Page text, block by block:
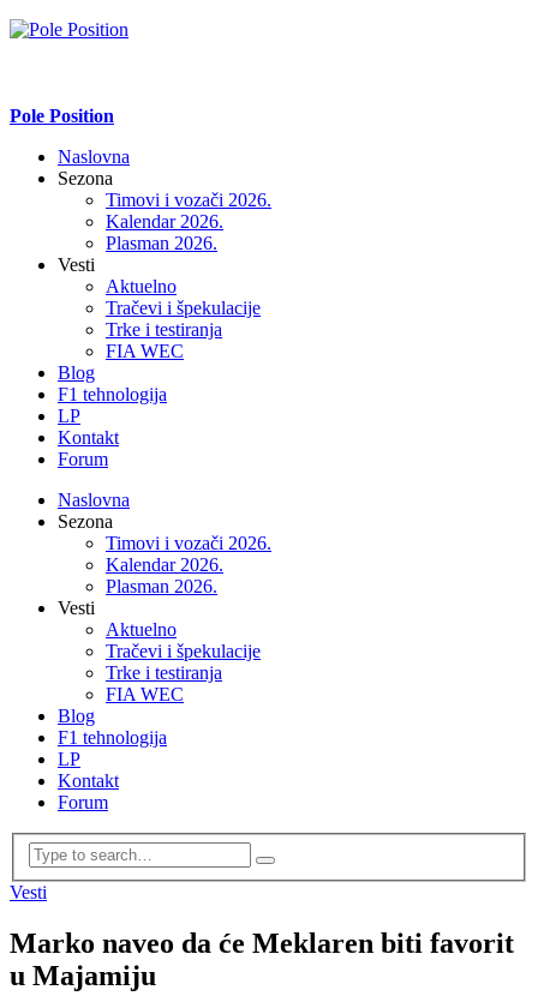
Pole Position
Naslovna
Sezona
Timovi i vozači 2026.
Kalendar 2026.
Plasman 2026.
Vesti
Aktuelno
Tračevi i špekulacije
Trke i testiranja
FIA WEC
Blog
F1 tehnologija
LP
Kontakt
Forum
Naslovna
Sezona
Timovi i vozači 2026.
Kalendar 2026.
Plasman 2026.
Vesti
Aktuelno
Tračevi i špekulacije
Trke i testiranja
FIA WEC
Blog
F1 tehnologija
LP
Kontakt
Forum
Vesti
Marko naveo da će Meklaren biti favorit
u Majamiju